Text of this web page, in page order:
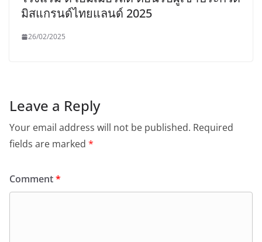
มิสแกรนด์ไทยแลนด์ 2025
26/02/2025
Leave a Reply
Your email address will not be published. Required
fields are marked *
Comment*